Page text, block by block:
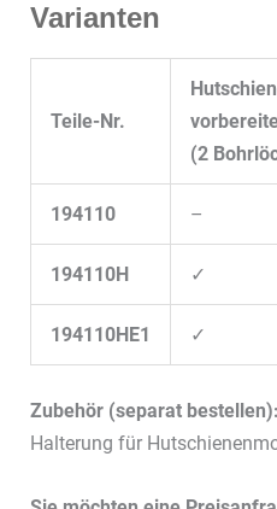
Varianten
Teile-Nr.
(2
194110 –
194110H ✓
194110HE1 ✓
Zubehör (separat bestellen):
Halterung für